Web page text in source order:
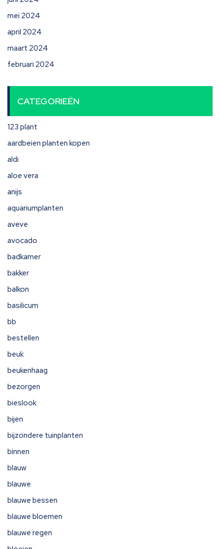
mei 2024
april 2024
maart 2024
februari 2024
CATEGORIEËN
123 plant
aardbeien planten kopen
aldi
aloe vera
anijs
aquariumplanten
aveve
avocado
badkamer
bakker
balkon
basilicum
bb
bestellen
beuk
beukenhaag
bezorgen
bieslook
bijen
bijzondere tuinplanten
binnen
blauw
blauwe
blauwe bessen
blauwe bloemen
blauwe regen